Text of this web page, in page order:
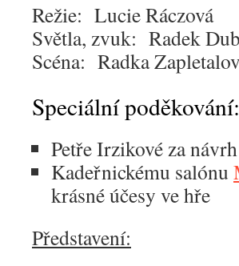
Režie: Lucie Ráczová
Světla, zvuk: Radek
Scéna: Radka
Speciální poděkování:
Petře Irzikové za
Kadeřnickému salónu
krásné účesy ve hře
Představení: